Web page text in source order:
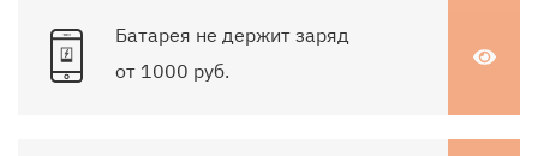
Батарея не держит заряд
от 1000 руб.